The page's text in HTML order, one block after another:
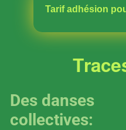
Tarif adhésion
Des danses
collectives: